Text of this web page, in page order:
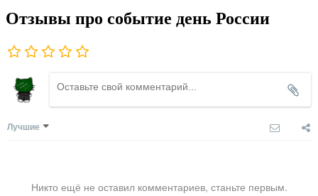
Отзывы про событие день России
Лучшие
Никто ещё не оставил комментариев, станьте первым.